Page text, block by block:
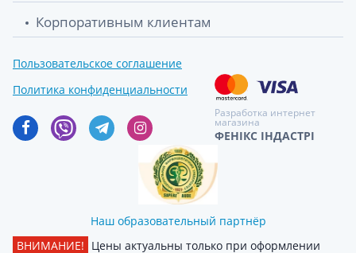
Корпоративным клиентам
Пользовательское соглашение
Политика конфиденциальности
Разработка интернет
магазина
ФЕНІКС ІНДАСТРІ
Наш образовательный партнёр
ВНИМАНИЕ! Цены актуальны только при оформлении